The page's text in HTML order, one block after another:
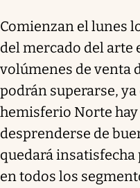
Comienzan el lunes
del mercado del arte
volúmenes de venta
podrán superarse,
hemisferio Norte hay
desprenderse de
quedará
en todos los